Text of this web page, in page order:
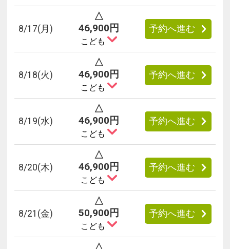
8/17(月)
△
46,900円
こども
予約へ進む
8/18(火)
△
46,900円
こども
予約へ進む
8/19(水)
△
46,900円
こども
予約へ進む
8/20(木)
△
46,900円
こども
予約へ進む
8/21 (金)
△
50,900円
こども
予約へ進む